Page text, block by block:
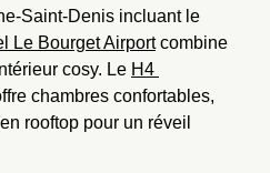
Saint-Denis incluant le
Le Bourget Airport combine
cosy. Le H4
chambres confortables,
rooftop pour un réveil